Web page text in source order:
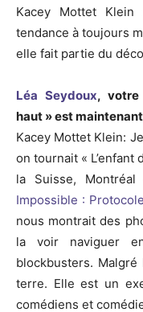
Kacey Mottet Klein
tendance à toujours
elle fait partie du
LéaSeydoux, votre
haut » est
Kacey Mottet Klein: Je
on tournait « L’enfant
la Suisse,
Impossible : Protocole
nous montrait des
la voir naviguer
blockbusters. Malgré
terre. Elle est un
comédiens et